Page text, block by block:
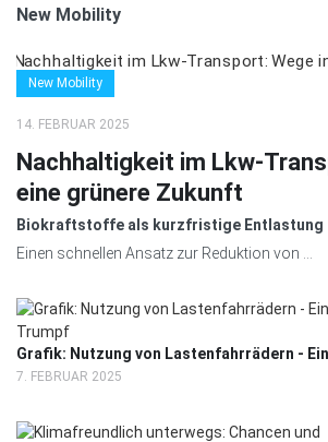
New Mobility
New Mobility
14. FEBRUAR 2025
Nachhaltigkeit im Lkw-
eine grünere Zukunft
Biokraftstoffe als kurzfristige Entlastung
Einen schnellen Ansatz zur Reduktion von ...
Grafik: Nutzung von Lastenfahrrädern -
7. FEBRUAR 2025